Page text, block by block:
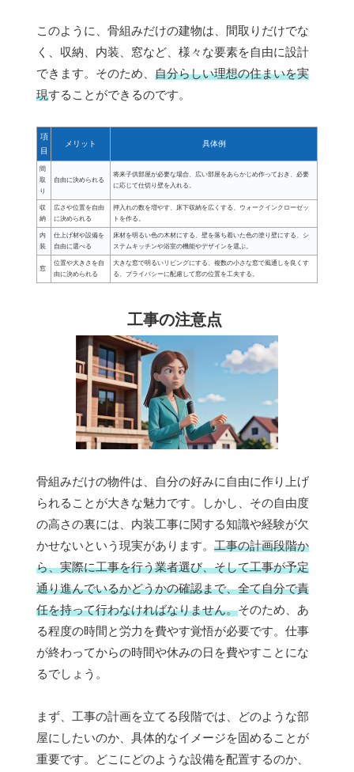
このように、骨組みだけの建物は、間取りだけでな
く、収納、内装、窓など、様々な要素を自由に設計
できます。そのため、 自分らしい理想の住まいを実
現することができるのです。
項
目
メリット 具体例
間
取
り
自由に決められる
将来子供部屋が必要な場合、広い部屋をあらかじめ作っておき、必要
に応じて仕切り壁を入れる。
収
納
広さや位置を自由
に決められる
押入れの数を増やす、床下収納を広くする、ウォークインクローゼッ
トを作る。
内
装
仕上げ材や設備を
自由に選べる
床材を明るい色の木材にする、壁を落ち着いた色の塗り壁にする、シ
ステムキッチンや浴室の機能やデザインを選ぶ。
窓
位置や大きさを自
由に決められる
大きな窓で明るいリビングにする、複数の小さな窓で風通しを良くす
る、プライバシーに配慮して窓の位置を工夫する。
工事の注意点
骨組みだけの物件は、自分の好みに自由に作り上げ
られることが大きな魅力です。しかし、その自由度
の高さの裏には、内装工事に関する知識や経験が欠
かせないという現実があります。 工事の計画段階か
ら、実際に工事を行う業者選び、そして工事が予定
通り進んでいるかどうかの確認まで、全て自分で責
任を持って行わなければなりません。そのため、あ
る程度の時間と労力を費やす覚悟が必要です。仕事
が終わってからの時間や休みの日を費やすことにな
るでしょう。
まず、工事の計画を立てる段階では、どのような部
屋にしたいのか、具体的なイメージを固めることが
重要です。どこにどのような設備を配置するのか、